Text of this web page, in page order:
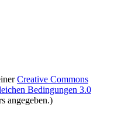
Creative Commons
Bedingungen 3.0
angegeben.)